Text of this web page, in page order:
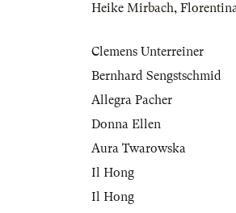
Heike Mirbach,
Clemens Unterreiner
Bernhard Sengstschmid
Allegra Pacher
Donna Ellen
Aura Twarowska
Il Hong
Il Hong